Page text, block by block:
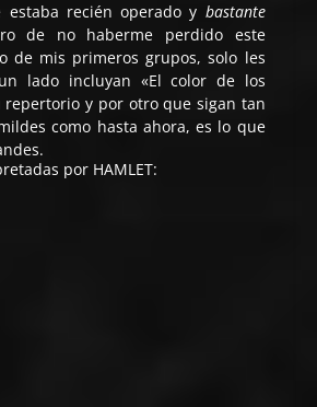
recién operado y bastante
de no haberme perdido este
de mis primeros grupos, solo les
lado incluyan «El color de los
repertorio y por otro que sigan tan
como hasta ahora, es lo que
por HAMLET: